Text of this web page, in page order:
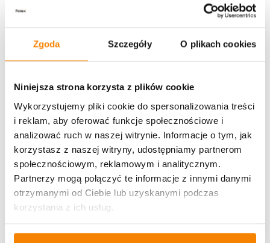
Zgoda Szczegóły O plikach cookies
Niniejsza strona korzysta z plików cookie
Wykorzystujemy pliki cookie do spersonalizowania treści
i reklam, aby oferować funkcje społecznościowe i
analizować ruch w naszej witrynie. Informacje o tym, jak
korzystasz z naszej witryny, udostępniamy partnerom
społecznościowym, reklamowym i analitycznym.
Partnerzy mogą połączyć te informacje z innymi danymi
otrzymanymi od Ciebie lub uzyskanymi podczas
korzystania z ich usług.
Potrzebujesz większą ilość? Zapraszamy do naszej
hurtownii
Przejdź do hurtowni B2B
Polecamy:
Świeca LED "Marmur" BLACK 1/23 (9cm)